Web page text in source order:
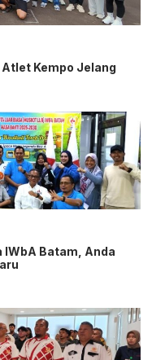
Atlet Kempo Jelang
IWbA Batam, Anda